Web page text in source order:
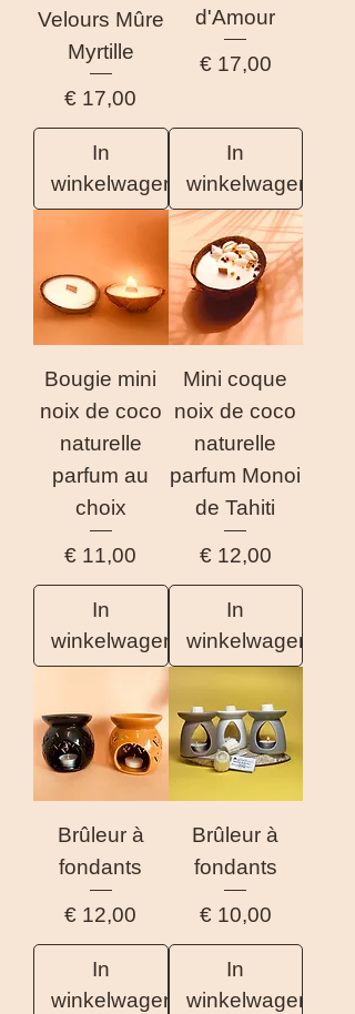
Velours Mûre
Myrtille
Prijs
€ 17,00
In
winkelwagen
d'Amour
Prijs
€ 17,00
In
winkelwagen
Bougie mini
noix de coco
naturelle
parfum au
choix
Prijs
€ 11,00
In
winkelwagen
Mini coque
noix de coco
naturelle
parfum Monoi
de Tahiti
Prijs
€ 12,00
In
winkelwagen
Brûleur à
fondants
Prijs
€ 12,00
In
winkelwagen
Brûleur à
fondants
Prijs
€ 10,00
In
winkelwagen